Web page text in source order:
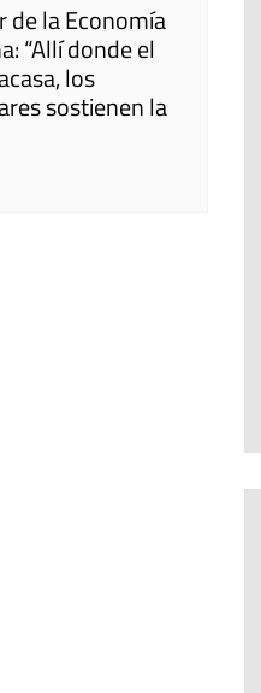
de la Economía
“Allí donde el
los
sostienen la